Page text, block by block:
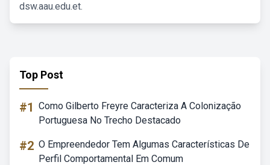
dsw.aau.edu.et.
Top Post
#1 Como Gilberto Freyre Caracteriza A Colonização
Portuguesa No Trecho Destacado
#2 O Empreendedor Tem Algumas Características De
Perfil Comportamental Em Comum